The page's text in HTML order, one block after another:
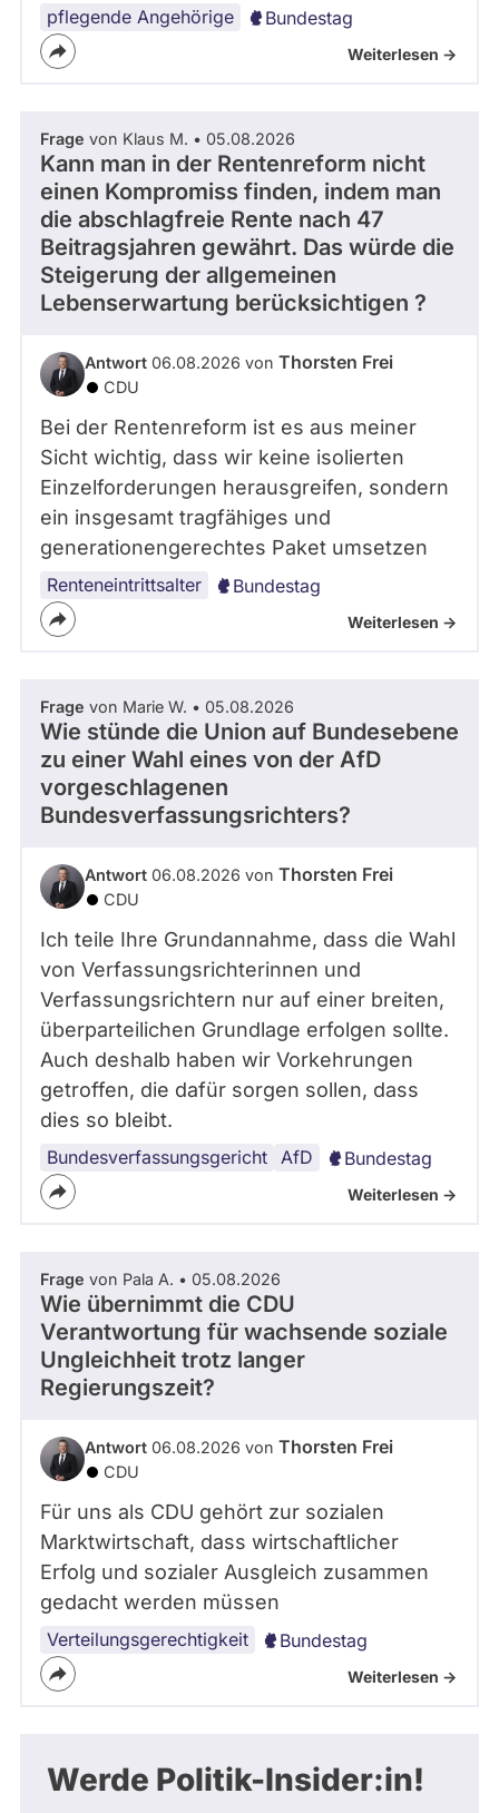
pflegende Angehörige Bundestag
Weiterlesen ->
Frage von Klaus M. • 05.08.2026
Kann man in der Rentenreform nicht
einen Kompromiss finden, indem man
die abschlagfreie Rente nach 47
Beitragsjahren gewährt. Das würde die
Steigerung der allgemeinen
Lebenserwartung berücksichtigen ?
Antwort 06.08.2026 von Thorsten Frei
CDU
Bei der Rentenreform ist es aus meiner
Sicht wichtig, dass wir keine isolierten
Einzelforderungen herausgreifen, sondern
ein insgesamt tragfähiges und
generationengerechtes Paket umsetzen
Renteneintrittsalter Bundestag
Weiterlesen ->
Frage von Marie W. • 05.08.2026
Wie stünde die Union auf Bundesebene
zu einer Wahl eines von der AfD
vorgeschlagenen
Bundesverfassungsrichters?
Antwort 06.08.2026 von Thorsten Frei
CDU
Ich teile Ihre Grundannahme, dass die Wahl
von Verfassungsrichterinnen und
Verfassungsrichtern nur auf einer breiten,
überparteilichen Grundlage erfolgen sollte.
Auch deshalb haben wir Vorkehrungen
getroffen, die dafür sorgen sollen, dass
dies so bleibt.
Bundesverfassungsgericht AfD Bundestag
Weiterlesen ->
Frage von Pala A. • 05.08.2026
Wie übernimmt die CDU
Verantwortung für wachsende soziale
Ungleichheit trotz langer
Regierungszeit?
Antwort 06.08.2026 von Thorsten Frei
CDU
Für uns als CDU gehört zur sozialen
Marktwirtschaft, dass wirtschaftlicher
Erfolg und sozialer Ausgleich zusammen
gedacht werden müssen
Verteilungsgerechtigkeit Bundestag
Weiterlesen ->
Werde Politik-Insider:in!